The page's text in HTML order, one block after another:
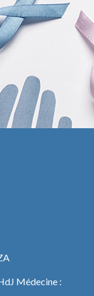
Médecine :